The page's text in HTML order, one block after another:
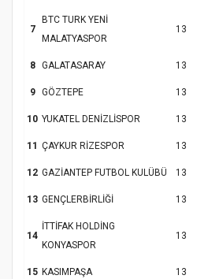
7
BTC TURK YENİ
MALATYASPOR
13
8 GALATASARAY 13
9 GÖZTEPE 13
10 YUKATEL DENİZLİSPOR 13
11 ÇAYKUR RİZESPOR 13
12 GAZİANTEP FUTBOL KULÜBÜ 13
13 GENÇLERBİRLİĞİ 13
14
İTTİFAK HOLDİNG
KONYASPOR
13
15 KASIMPAŞA 13